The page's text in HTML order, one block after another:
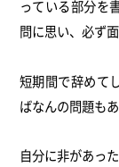
っている部分を
問に思い、必ず
短期間で辞めて
ばなんの問題もあ
自分に非があっ